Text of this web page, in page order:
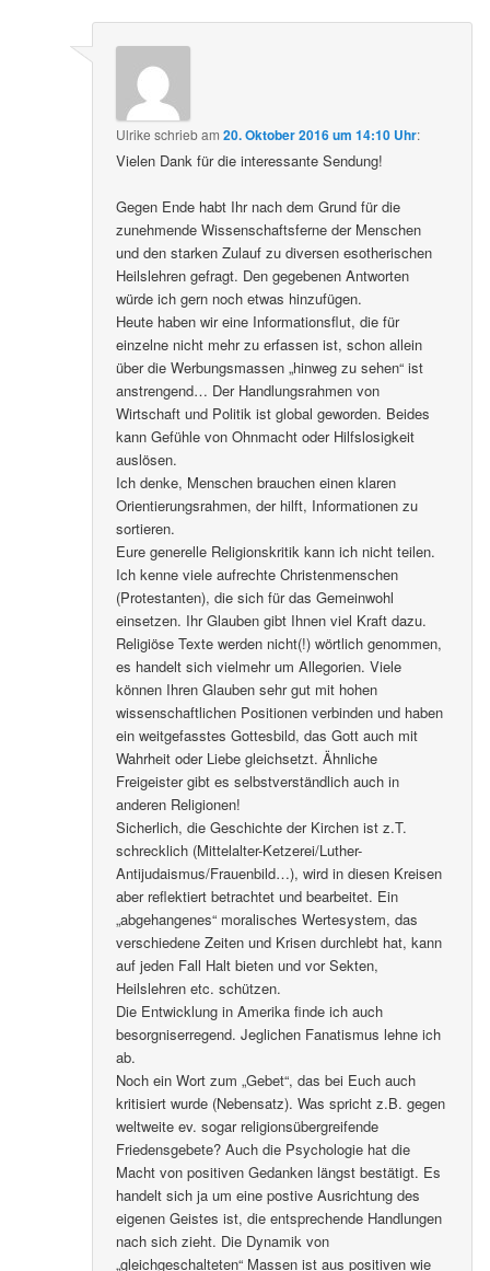
Ulrike schriebam20. Oktober 2016 um 14:10 Uhr:
Vielen Dank für die interessante Sendung!
Gegen Ende habt Ihr nach dem Grund für die
zunehmende Wissenschaftsferne der Menschen
und den starken Zulauf zu diversen esotherischen
Heilslehren gefragt. Den gegebenen Antworten
würde ich gern noch etwas hinzufügen.
Heute haben wir eine Informationsflut, die für
einzelne nicht mehr zu erfassen ist, schon allein
über die Werbungsmassen „hinweg zu sehen“ ist
anstrengend… Der Handlungsrahmen von
Wirtschaft und Politik ist global geworden. Beides
kann Gefühle von Ohnmacht oder Hilfslosigkeit
auslösen.
Ich denke, Menschen brauchen einen klaren
Orientierungsrahmen, der hilft, Informationen zu
sortieren.
Eure generelle Religionskritik kann ich nicht teilen.
Ich kenne viele aufrechte Christenmenschen
(Protestanten), die sich für das Gemeinwohl
einsetzen. Ihr Glauben gibt Ihnen viel Kraft dazu.
Religiöse Texte werden nicht(!) wörtlich genommen,
es handelt sich vielmehr um Allegorien. Viele
können Ihren Glauben sehr gut mit hohen
wissenschaftlichen Positionen verbinden und haben
ein weitgefasstes Gottesbild, das Gott auch mit
Wahrheit oder Liebe gleichsetzt. Ähnliche
Freigeister gibt es selbstverständlich auch in
anderen Religionen!
Sicherlich, die Geschichte der Kirchen ist z.T.
schrecklich (Mittelalter-Ketzerei/Luther-
Antijudaismus/Frauenbild…), wird in diesen Kreisen
aber reflektiert betrachtet und bearbeitet. Ein
„abgehangenes“ moralisches Wertesystem, das
verschiedene Zeiten und Krisen durchlebt hat, kann
auf jeden Fall Halt bieten und vor Sekten,
Heilslehren etc. schützen.
Die Entwicklung in Amerika finde ich auch
besorgniserregend. Jeglichen Fanatismus lehne ich
ab.
Noch ein Wort zum „Gebet“, das bei Euch auch
kritisiert wurde (Nebensatz). Was spricht z.B. gegen
weltweite ev. sogar religionsübergreifende
Friedensgebete? Auch die Psychologie hat die
Macht von positiven Gedanken längst bestätigt. Es
handelt sich ja um eine postive Ausrichtung des
eigenen Geistes ist, die entsprechende Handlungen
nach sich zieht. Die Dynamik von
„gleichgeschalteten“ Massen ist aus positiven wie